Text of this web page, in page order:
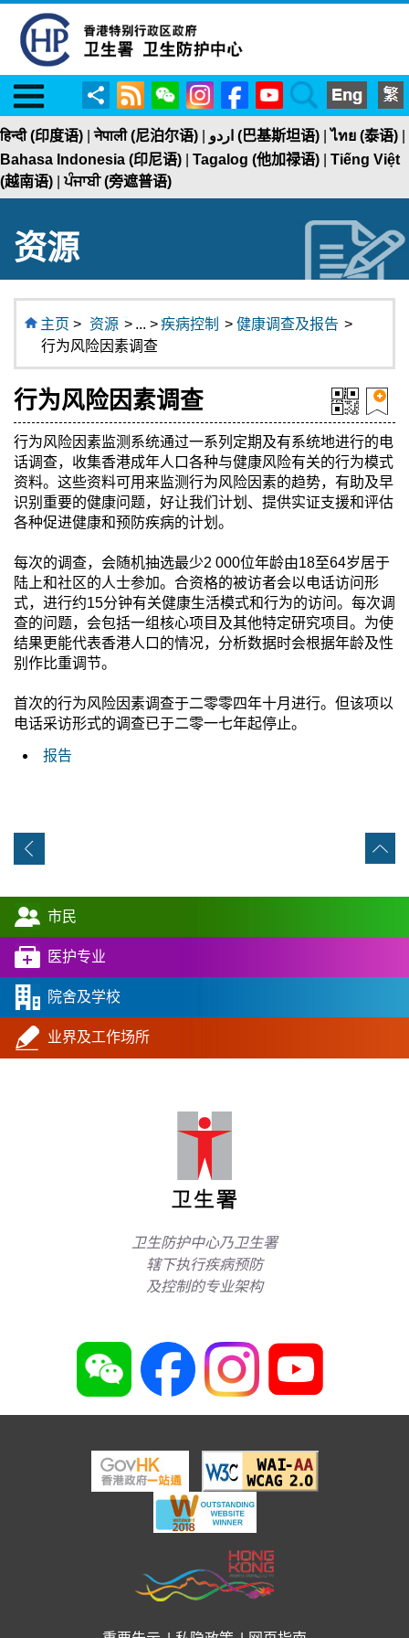
Menu
分
享
RSS WeChatInstagramFacebookYouTubeSearch
हिन्दी (印度语) |नेपाली (尼泊尔语) اردو (巴基斯坦语) |ไทย (泰语)
Bahasa Indonesia (印尼语)
Tagalog (他加禄语)
Tiếng Việt
(越南语) |ਪੰਜਾਬੀ (旁遮普语)
资源
主页 > 资源 > ... >疾病控制 > 健康调查及报告 >
行为风险因素调查
行为风险因素调查
行为风险因素监测系统通过一系列定期及有系统地进行的电
话调查，收集香港成年人口各种与健康风险有关的行为模式
资料。这些资料可用来监测行为风险因素的趋势，有助及早
识别重要的健康问题，好让我们计划、提供实证支援和评估
各种促进健康和预防疾病的计划。
每次的调查，会随机抽选最少2 000位年龄由18至64岁居于
陆上和社区的人士参加。合资格的被访者会以电话访问形
式，进行约15分钟有关健康生活模式和行为的访问。每次调
查的问题，会包括一组核心项目及其他特定研究项目。为使
结果更能代表香港人口的情况，分析数据时会根据年龄及性
别作比重调节。
首次的行为风险因素调查于二零零四年十月进行。但该项以
电话采访形式的调查已于二零一七年起停止。
报告
市民
医护专业
院舍及学校
业界及工作场所
卫生防护中心乃卫生署
辖下执行疾病预防
及控制的专业架构